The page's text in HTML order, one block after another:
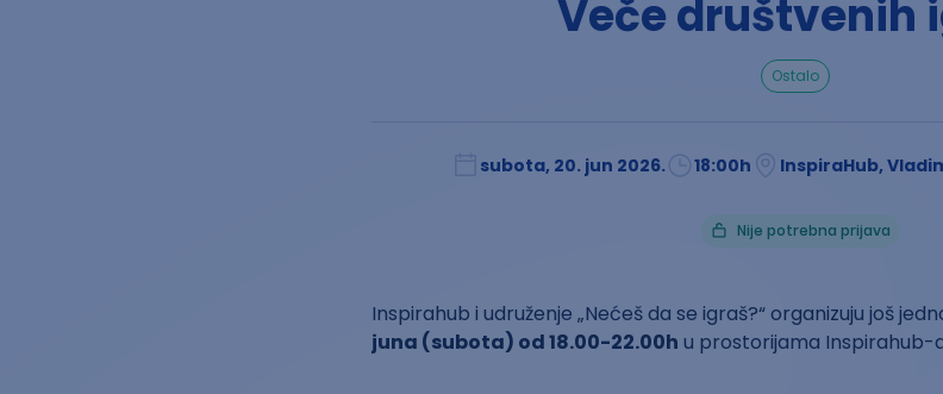
Veče društvenih
ostalo
subota, 20. jun 2026. 18:00h InspiraHub,
Nije potrebna prijava
Inspirahub i udruženje „Nećeš da se igraš?“ organizuju još
juna (subota) od 18.00-22.00h u prostorijama Inspirahub-